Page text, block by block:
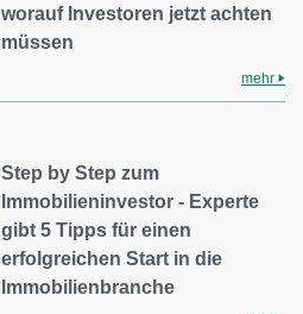
worauf Investoren jetzt achten
müssen
mehr
Step by Step zum
Immobilieninvestor - Experte
gibt 5 Tipps für einen
erfolgreichen Start in die
Immobilienbranche